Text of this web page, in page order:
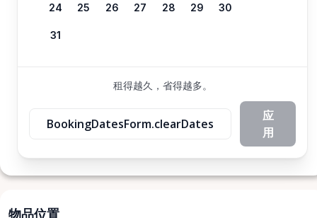
24 25 26 27 28 29 30
31
租得越久，省得越多。
BookingDatesForm.clearDates
应
用
物品位置